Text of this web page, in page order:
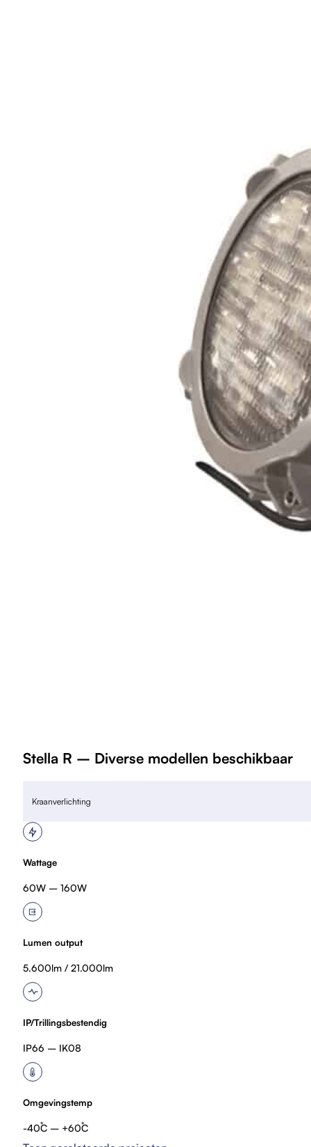
Stella R – Diverse modellen beschikbaar
Kraanverlichting
Wattage
60W – 160W
Lumen output
5.600lm / 21.000lm
IP/Trillingsbestendig
IP66 – IK08
Omgevingstemp
-40˚C – +60˚C